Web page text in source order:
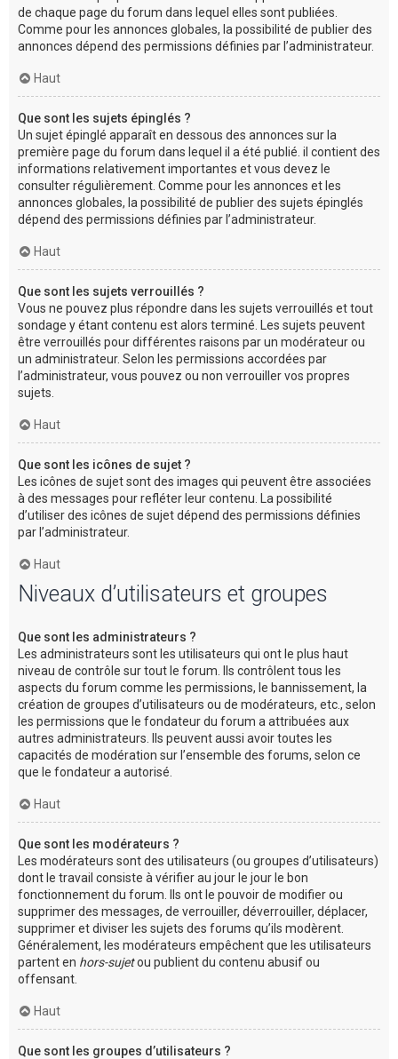
de chaque page du forum dans lequel elles sont publiées.
Comme pour les annonces globales, la possibilité de publier des
annonces dépend des permissions définies par l’administrateur.
Haut
Que sont les sujets épinglés ?
Un sujet épinglé apparaît en dessous des annonces sur la
première page du forum dans lequel il a été publié. il contient des
informations relativement importantes et vous devez le
consulter régulièrement. Comme pour les annonces et les
annonces globales, la possibilité de publier des sujets épinglés
dépend des permissions définies par l’administrateur.
Haut
Que sont les sujets verrouillés ?
Vous ne pouvez plus répondre dans les sujets verrouillés et tout
sondage y étant contenu est alors terminé. Les sujets peuvent
être verrouillés pour différentes raisons par un modérateur ou
un administrateur. Selon les permissions accordées par
l’administrateur, vous pouvez ou non verrouiller vos propres
sujets.
Haut
Que sont les icônes de sujet ?
Les icônes de sujet sont des images qui peuvent être associées
à des messages pour refléter leur contenu. La possibilité
d’utiliser des icônes de sujet dépend des permissions définies
par l’administrateur.
Haut
Niveaux d’utilisateurs et groupes
Que sont les administrateurs ?
Les administrateurs sont les utilisateurs qui ont le plus haut
niveau de contrôle sur tout le forum. Ils contrôlent tous les
aspects du forum comme les permissions, le bannissement, la
création de groupes d’utilisateurs ou de modérateurs, etc., selon
les permissions que le fondateur du forum a attribuées aux
autres administrateurs. Ils peuvent aussi avoir toutes les
capacités de modération sur l’ensemble des forums, selon ce
que le fondateur a autorisé.
Haut
Que sont les modérateurs ?
Les modérateurs sont des utilisateurs (ou groupes d’utilisateurs)
dont le travail consiste à vérifier au jour le jour le bon
fonctionnement du forum. Ils ont le pouvoir de modifier ou
supprimer des messages, de verrouiller, déverrouiller, déplacer,
supprimer et diviser les sujets des forums qu’ils modèrent.
Généralement, les modérateurs empêchent que les utilisateurs
partent en hors-sujetou publient du contenu abusif ou
offensant.
Haut
Que sont les groupes d’utilisateurs ?